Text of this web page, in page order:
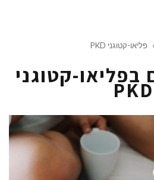
פליאו-קטוגני PKD
בפליאו-קטוגני
PKD